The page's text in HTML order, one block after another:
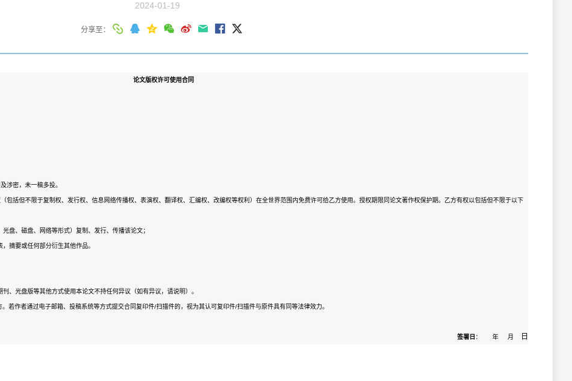
2024-01-19
分享至：
论文版权许可使用合同
涉密，未一稿多投。
包括但不限于复制权、发行权、信息网络传播权、表演权、翻译权、汇编权、改编权等权利）在全世界范围内免费许可给乙方使用。授权期限同论文著作权保护期。乙方有权以包括但不限于以下
盘、磁盘、网络等形式）复制、发行、传播该论文；
摘要或任何部分衍生其他作品。
、光盘版等其他方式使用本论文不持任何异议（如有异议，请说明）。
若作者通过电子邮箱、投稿系统等方式提交合同复印件/扫描件的，视为其认可复印件/扫描件与原件具有同等法律效力。
签署日 ： 年 月 日